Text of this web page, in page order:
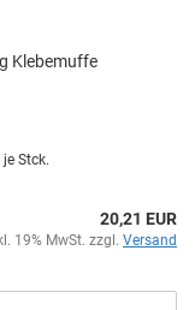
Kle­be­muf­fe
je Stck.
20,21 EUR
19% MwSt. zzgl. Versand